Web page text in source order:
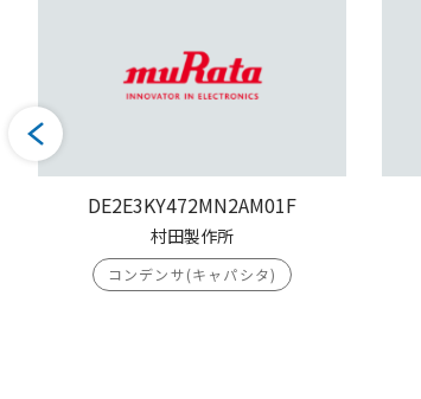
DE2E3KY472MN2AM01F
村田製作所
コンデンサ(キャパシタ)